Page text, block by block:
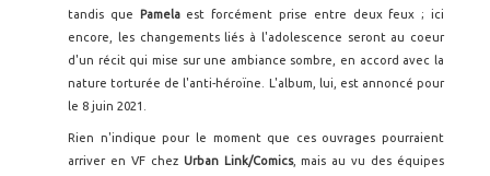
tandis que
Pamela est forcément prise entre deux feux ; ici
encore, les changements liés à l'adolescence seront au coeur
d'un récit qui mise sur une ambiance sombre, en accord avec la
nature torturée de l'anti-héroïne. L'album, lui, est annoncé pour
le 8 juin 2021.
Rien n'indique pour le moment que ces ouvrages pourraient
arriver en VF chez Urban Link/Comics, mais au vu des équipes